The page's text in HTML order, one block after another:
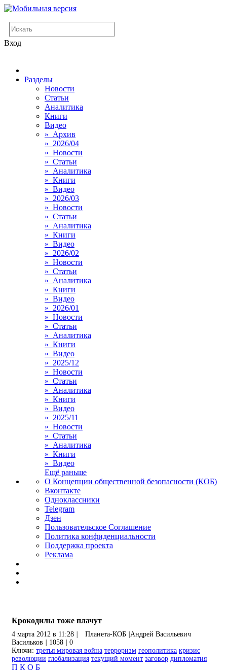
Вход
Разделы
Новости
Статьи
Аналитика
Книги
Видео
» Архив
» 2026/04
» Новости
» Статьи
» Аналитика
» Книги
» Видео
» 2026/03
» Новости
» Статьи
» Аналитика
» Книги
» Видео
» 2026/02
» Новости
» Статьи
» Аналитика
» Книги
» Видео
» 2026/01
» Новости
» Статьи
» Аналитика
» Книги
» Видео
» 2025/12
» Новости
» Статьи
» Аналитика
» Книги
» Видео
» 2025/11
» Новости
» Статьи
» Аналитика
» Книги
» Видео
Ещё раньше
О Концепции общественной безопасности (КОБ)
Вконтакте
Одноклассники
Telegram
Дзен
Пользовательское Соглашение
Политика конфиденциальности
Поддержка проекта
Реклама
Крокодилы тоже плачут
4 марта 2012 в 11:28 Планета-КОБ Андрей Васильевич
Васильков
1058
0
Ключи: третья мировая война терроризм геополитика кризис
революции глобализация текущий момент заговор дипломатия
П К О Б